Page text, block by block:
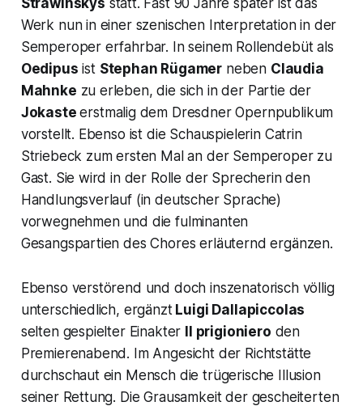
Werk nun in einer szenischen Interpretation in der
Semperoper erfahrbar. In seinem Rollendebüt als
Oedipus ist Stephan Rügamer neben Claudia
Mahnke zu erleben, die sich in der Partie der
Jokaste erstmalig dem Dresdner Opernpublikum
vorstellt. Ebenso ist die Schauspielerin Catrin
Striebeck zum ersten Mal an der Semperoper zu
Gast. Sie wird in der Rolle der Sprecherin den
Handlungsverlauf (in deutscher Sprache)
vorwegnehmen und die fulminanten
Gesangspartien des Chores erläuternd ergänzen.
Ebenso verstörend und doch inszenatorisch völlig
unterschiedlich, ergänztLuigi Dallapiccolas
selten gespielter Einakter Il prigioniero den
Premierenabend. Im Angesicht der Richtstätte
durchschaut ein Mensch die trügerische Illusion
seiner Rettung. Die Grausamkeit der gescheiterten